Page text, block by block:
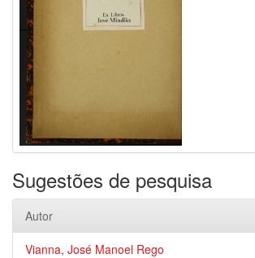
Sugestões de pesquisa
Autor
Vianna, José Manoel Rego